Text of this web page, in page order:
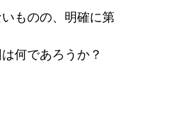
ものの、明確に第
何であろうか？